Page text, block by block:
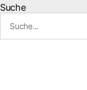
Suche